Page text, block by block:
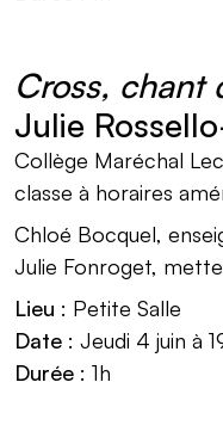
Cross, chant
Julie
Collège Maréchal
classe à horaires
Chloé Bocquel,
Julie Fonroget,
Lieu : Petite Salle
Date : Jeudi 4 juin à
Durée : 1h